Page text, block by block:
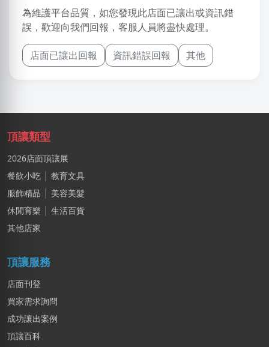
為維護平台品質，如您發現此店面已讓出或資訊錯
誤，歡迎向我們回報，客服人員將盡快處理。
店面已讓出回報 資訊錯誤回報 其他
頂讓類型
2026店面頂讓展
餐飲小吃
教育文具
服飾精品
美容美髮
休閒育樂
生活百貨
其他店家
頂讓服務
店面刊登
買家需求詢問
成功讓出案例
頂讓百科